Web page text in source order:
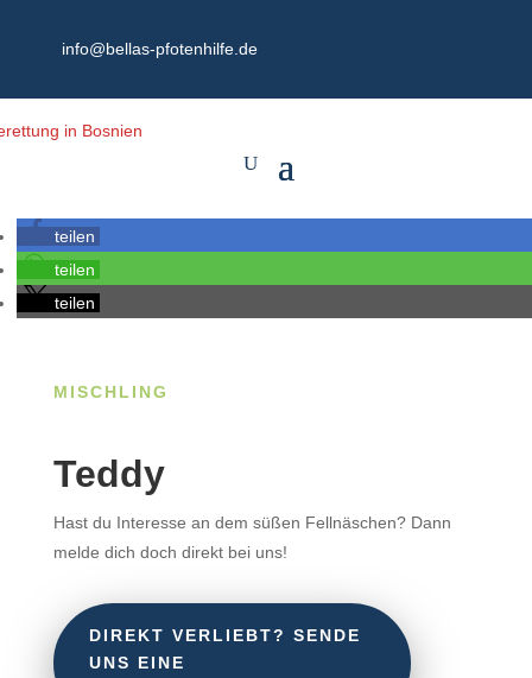
info@bellas-pfotenhilfe.de
teilen
teilen
teilen
MISCHLING
Teddy
Hast du Interesse an dem süßen Fellnäschen? Dann
melde dich doch direkt bei uns!
DIREKT VERLIEBT? SENDE
UNS EINE